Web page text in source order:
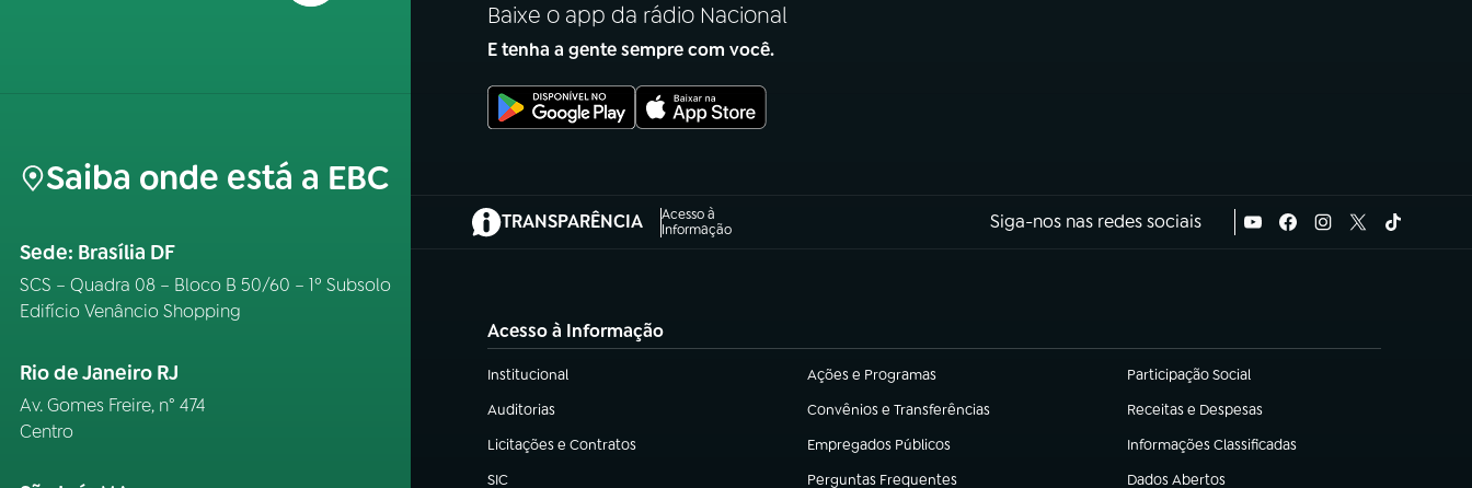
Saiba onde está a EBC
Sede: Brasília DF
SCS – Quadra 08 – Bloco B 50/60 – 1º Subsolo
Edifício Venâncio Shopping
Rio de Janeiro RJ
Av. Gomes Freire, n° 474
Centro
Baixe o app da rádio Nacional
E tenha a gente sempre com você.
TRANSPARÊNCIA
Acesso à
Informação
(abre em nova aba) Siga-nos nas redes sociais
Acesso à Informação
Institucional
(abre em nova aba) Ações e Programas
(abre em nova aba) Participação Social
(abre em nova aba)
Auditorias
(abre em nova aba) Convênios e Transferências
(abre em nova aba) Receitas e Despesas
(abre em nova aba)
Licitações e Contratos
(abre em nova aba) Empregados Públicos
(abre em nova aba) Informações Classificadas
(abre em nova aba)
SIC
Perguntas Frequentes Dados Abertos